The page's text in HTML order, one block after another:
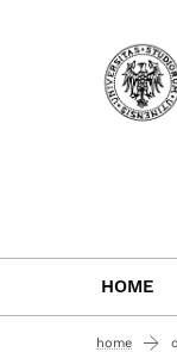
Passa
HOME
home